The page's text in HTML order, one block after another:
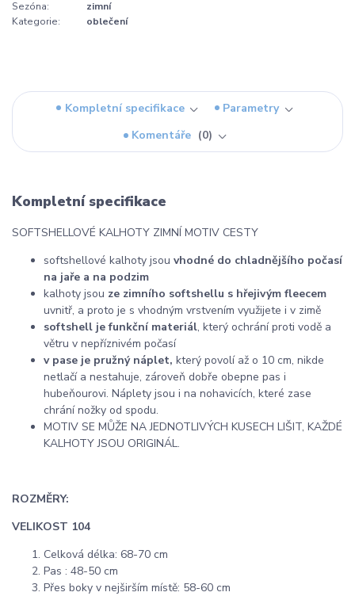
Sezóna:
zimní
Kategorie:
oblečení
Kompletní specifikace
Parametry
Komentáře
0
Kompletní specifikace
SOFTSHELLOVÉ KALHOTY ZIMNÍ MOTIV CESTY
softshellové kalhoty jsou vhodné do chladnějšího počasí
na jaře a na podzim
kalhoty jsou ze zimního softshellu s hřejivým fleecem
uvnitř, a proto je s vhodným vrstvením využijete i v zimě
softshell je funkční materiál, který ochrání proti vodě a
větru v nepříznivém počasí
v pase je pružný náplet, který povolí až o 10 cm, nikde
netlačí a nestahuje, zároveň dobře obepne pas i
hubeňourovi. Náplety jsou i na nohavicích, které zase
chrání nožky od spodu.
MOTIV SE MŮŽE NA JEDNOTLIVÝCH KUSECH LIŠIT, KAŽDÉ
KALHOTY JSOU ORIGINÁL.
ROZMĚRY:
VELIKOST 104
Celková délka: 68-70 cm
Pas : 48-50 cm
Přes boky v nejširším místě: 58-60 cm